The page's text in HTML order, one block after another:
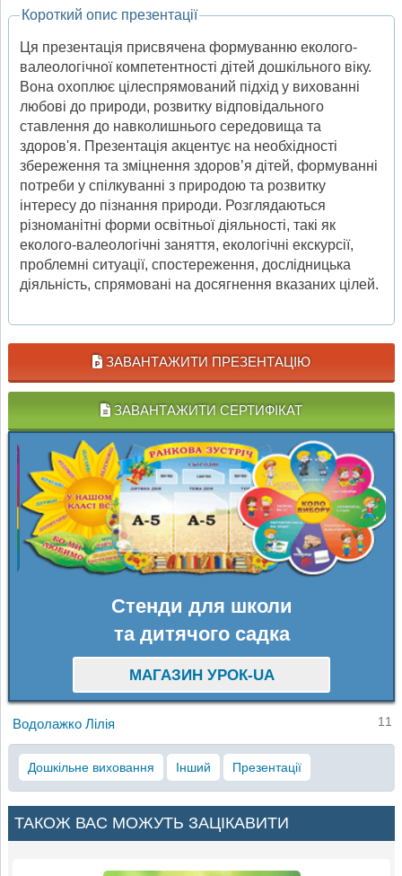
Короткий опис презентації
Ця презентація присвячена формуванню еколого-
валеологічної компетентності дітей дошкільного віку.
Вона охоплює цілеспрямований підхід у вихованні
любові до природи, розвитку відповідального
ставлення до навколишнього середовища та
здоров'я. Презентація акцентує на необхідності
збереження та зміцнення здоров’я дітей, формуванні
потреби у спілкуванні з природою та розвитку
інтересу до пізнання природи. Розглядаються
різноманітні форми освітньої діяльності, такі як
еколого-валеологічні заняття, екологічні екскурсії,
проблемні ситуації, спостереження, дослідницька
діяльність, спрямовані на досягнення вказаних цілей.
ЗАВАНТАЖИТИ ПРЕЗЕНТАЦІЮ
ЗАВАНТАЖИТИ СЕРТИФІКАТ
Стенди для школи
та дитячого садка
МАГАЗИН УРОК-UA
Водолажко Лілія 11
Дошкільне виховання Інший Презентації
ТАКОЖ ВАС МОЖУТЬ ЗАЦІКАВИТИ